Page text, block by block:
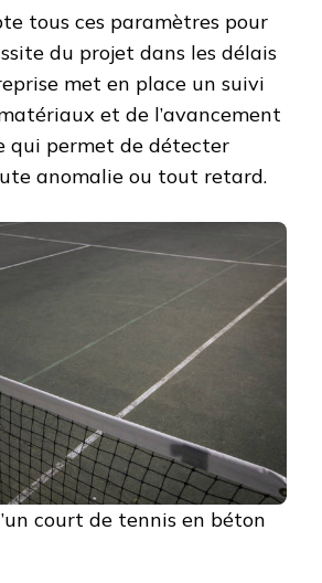
tous ces paramètres pour
du projet dans les délais
met en place un suivi
et de l’avancement
qui permet de détecter
anomalie ou tout retard.
court de tennis en béton